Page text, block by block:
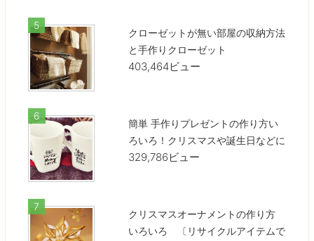
クローゼットが無い部屋の収納方法
と手作りクローゼット
403,464ビュー
簡単 手作りプレゼントの作り方い
ろいろ！クリスマスや誕生日などに
329,786ビュー
クリスマスオーナメントの作り方
いろいろ 〔リサイクルアイテムで